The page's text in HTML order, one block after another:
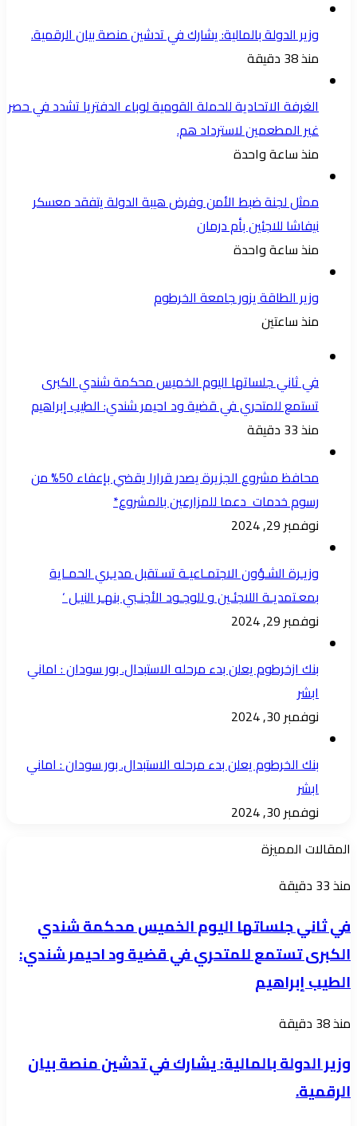
وزير الدولة بالمالية: يشارك في تدشين منصة بيان الرقمية.
منذ 38 دقيقة
الغرفة الاتحادية للحملة القومية لوباء الدفتريا تشدد في حصر
غير المطعمين لاسترداد هم.
منذ ساعة واحدة
ممثل لجنة ضبط الأمن وفرض هيبة الدولة يتفقد معسكر
نيفاشا للاجئين بأم درمان
منذ ساعة واحدة
وزير الطاقة يزور جامعة الخرطوم
منذ ساعتين
في ثاني جلساتها اليوم الخميس محكمة شندي الكبرى
تستمع للمتحري في قضية ود احيمر شندي: الطيب إبراهيم
منذ 33 دقيقة
محافظ مشروع الجزيرة يصدر قرارا يقضي بإعفاء 50% من
رسوم خدمات دعما للمزارعين بالمشروع*
نوفمبر 29, 2024
وزيـرة الشـؤون الاجتمـاعيـة تسـتقبل مديـري الحمـاية
بمعـتمديـة اللاجئـين و للوجـود الأجنـبي بنهـر النيـل ‘
نوفمبر 29, 2024
بنك ازخرطوم يعلن بدء مرحله الاستبدال. بور سودان : اماني
ابشر
نوفمبر 30, 2024
بنك الخرطوم يعلن بدء مرحله الاستبدال. بور سودان : اماني
ابشر
نوفمبر 30, 2024
المقالات المميزة
في
جلساتها
اليوم
الخميس
شندي
الكبرى
تستمع
للمتحري
منذ 33 دقيقة
في ثاني جلساتها اليوم الخميس محكمة شندي
الكبرى تستمع للمتحري في قضية ود احيمر شندي:
الطيب إبراهيم
وزير
بالمالية:
يشارك
منذ 38 دقيقة
وزير الدولة بالمالية: يشارك في تدشين منصة بيان
الرقمية.